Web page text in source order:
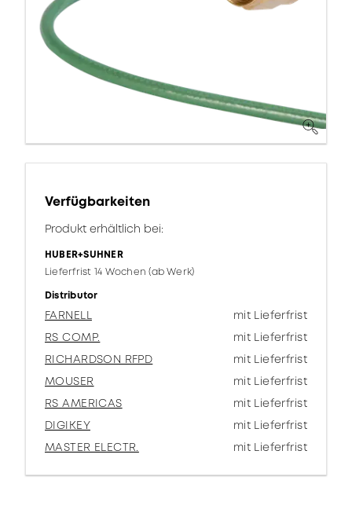
Verfügbarkeiten
Produkt erhältlich bei:
HUBER+SUHNER
Lieferfrist 14 Wochen (ab Werk)
Distributor
FARNELL
mit Lieferfrist
RS COMP.
mit Lieferfrist
RICHARDSON RFPD
mit Lieferfrist
MOUSER
mit Lieferfrist
RS AMERICAS
mit Lieferfrist
DIGIKEY
mit Lieferfrist
MASTER ELECTR.
mit Lieferfrist